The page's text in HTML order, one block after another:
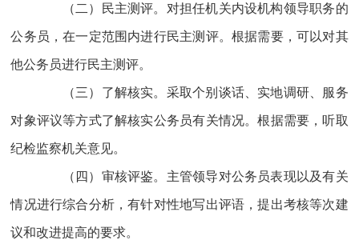
（二）民主测评。对担任机关内设机构领导职务的
公务员，在一定范围内进行民主测评。根据需要，可以对其
他公务员进行民主测评。
（三）了解核实。采取个别谈话、实地调研、服务
对象评议等方式了解核实公务员有关情况。根据需要，听取
纪检监察机关意见。
（四）审核评鉴。主管领导对公务员表现以及有关
情况进行综合分析，有针对性地写出评语，提出考核等次建
议和改进提高的要求。